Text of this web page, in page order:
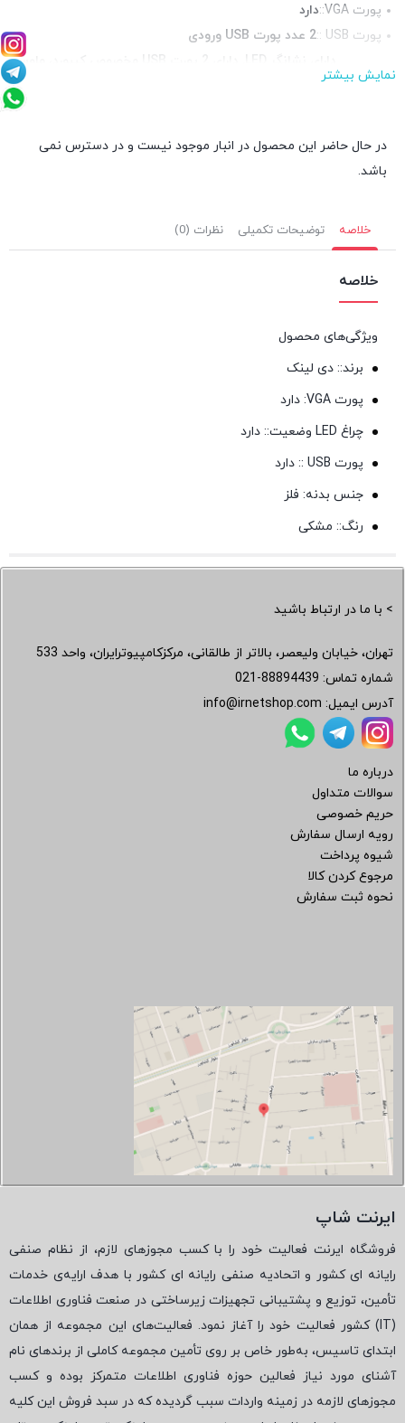
پورت VGA::
دارد
پورت USB ::
2 عدد پورت USB ورودی
سایر
دارای نشانگر LED, دارای 2 پورت USB مخصوص کیبورد، ماوس،
پرینتر، فلش و …, دارای حالت اتو اسکن, قابلیت سوئیچ از
نمایش بیشتر
در حال حاضر این محصول در انبار موجود نیست و در دسترس نمی
باشد.
خلاصه توضیحات تکمیلی نظرات (0)
خلاصه
ویژگی‌های محصول
برند:: دی لینک
پورت VGA:
دارد
چراغ LED وضعیت::
دارد
پورت USB ::
دارد
جنس بدنه: فلز
رنگ:: مشکی
> با ما در ارتباط باشید
تهران، خیابان ولیعصر، بالاتر از طالقانی، مرکزکامپیوترایران، واحد 533
شماره تماس: 021-88894439
آدرس ایمیل: info@irnetshop.com
درباره ما
سوالات متداول
حریم خصوصی
رویه ارسال سفارش
شیوه پرداخت
مرجوع کردن کالا
نحوه ثبت سفارش
ایرنت شاپ
فروشگاه ایرنت فعالیت خود را با کسب مجوزهای لازم، از نظام صنفی
رایانه ای کشور و اتحادیه صنفی رایانه ای کشور با هدف ارایه‌ی خدمات
تأمین، توزیع و پشتیبانی تجهیزات زیرساختی در صنعت فناوری اطلاعات
(
IT) کشور فعالیت خود را آغاز نمود. فعالیت‌های این مجموعه از همان
ابتدای تاسیس، به‌طور خاص بر روی تأمین مجموعه کاملی از برندهای نام
آشنای مورد نیاز فعالین حوزه فناوری اطلاعات متمرکز بوده و کسب
مجوزهای لازمه در زمینه واردات سبب گردیده که در سبد فروش این کلیه